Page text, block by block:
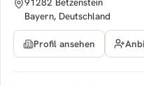
Bayern, Deutschland
Profil ansehen